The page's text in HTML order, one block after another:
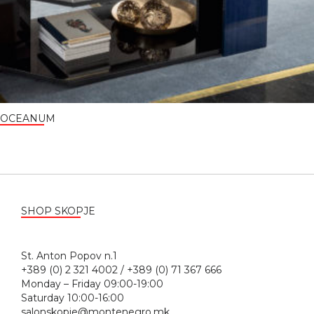
OCEANUM
SHOP SKOPJE
St. Anton Popov n.1
+389 (0) 2 321 4002 / +389 (0) 71 367 666
Monday – Friday 09:00-19:00
Saturday 10:00-16:00